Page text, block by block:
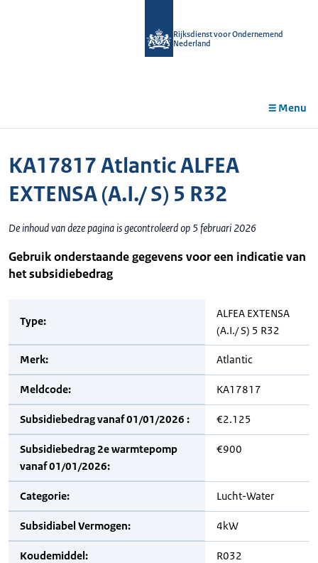
Rijksdienst voor Ondernemend
Nederland
Menu
KA17817 Atlantic ALFEA
EXTENSA (A.I./ S) 5 R32
De inhoud van deze pagina is gecontroleerd op 5 februari 2026
Gebruik onderstaande gegevens voor een indicatie van
het subsidiebedrag
Type:
ALFEA EXTENSA
(A.I./ S) 5 R32
Merk: Atlantic
Meldcode: KA17817
Subsidiebedrag vanaf 01/01/2026 : €2.125
Subsidiebedrag 2e warmtepomp
vanaf 01/01/2026:
€900
Categorie: Lucht-Water
Subsidiabel Vermogen: 4kW
Koudemiddel: R032